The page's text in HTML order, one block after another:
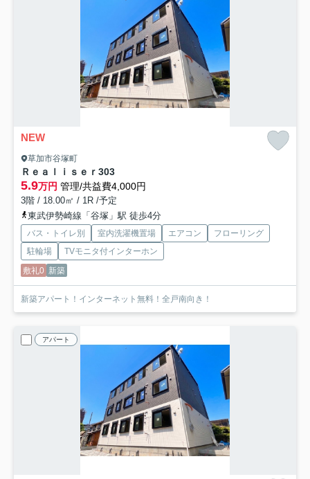
NEW
草加市谷塚町
Ｒｅａｌｉｓｅｒ 303
5.9万円 管理/共益費4,000円
3階 / 18.00㎡ / 1R /予定
東武伊勢崎線「谷塚」駅 徒歩4分
バス・トイレ別 室内洗濯機置場 エアコン
フローリング
駐輪場
TVモニタ付インターホン
敷礼0 新築
新築アパート！インターネット無料！全戸南向き！
アパート